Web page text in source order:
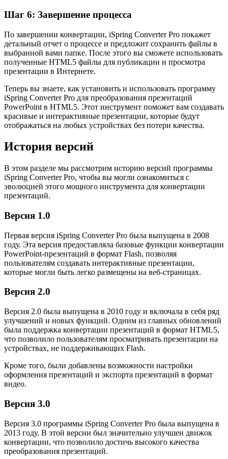
Шаг 6: Завершение процесса
По завершении конвертации, iSpring Converter Pro покажет
детальный отчет о процессе и предложит сохранить файлы в
выбранной вами папке. После этого вы сможете использовать
полученные HTML5 файлы для публикации и просмотра
презентации в Интернете.
Теперь вы знаете, как установить и использовать программу
iSpring Converter Pro для преобразования презентаций
PowerPoint в HTML5. Этот инструмент поможет вам создавать
красивые и интерактивные презентации, которые будут
отображаться на любых устройствах без потери качества.
История версий
В этом разделе мы рассмотрим историю версий программы
iSpring Converter Pro, чтобы вы могли ознакомиться с
эволюцией этого мощного инструмента для конвертации
презентаций.
Версия 1.0
Первая версия iSpring Converter Pro была выпущена в 2008
году. Эта версия предоставляла базовые функции конвертации
PowerPoint-презентаций в формат Flash, позволяя
пользователям создавать интерактивные презентации,
которые могли быть легко размещены на веб-страницах.
Версия 2.0
Версия 2.0 была выпущена в 2010 году и включала в себя ряд
улучшений и новых функций. Одним из главных обновлений
была поддержка конвертации презентаций в формат HTML5,
что позволило пользователям просматривать презентации на
устройствах, не поддерживающих Flash.
Кроме того, были добавлены возможности настройки
оформления презентаций и экспорта презентаций в формат
видео.
Версия 3.0
Версия 3.0 программы iSpring Converter Pro была выпущена в
2013 году. В этой версии был значительно улучшен движок
конвертации, что позволило достичь высокого качества
преобразования презентаций.